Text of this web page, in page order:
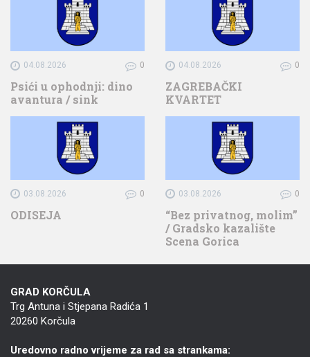
04.08.2026 0
Psići u ophodnji: dino
avantura / sink
04.08.2026 0
ZAGREBAČKI
KVARTET
03.08.2026 0
ODISEJA
03.08.2026 0
“Bez privatnog, molim”
/ Gradsko kazalište
Scena Gorica
GRAD KORČULA
Trg Antuna i Stjepana Radića 1
20260 Korčula
Uredovno radno vrijeme za rad sa strankama: